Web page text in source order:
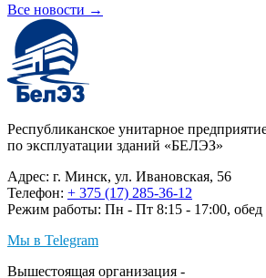
Все новости →
Республиканское унитарное
по эксплуатации зданий «БЕЛЭЗ»
Адрес: г. Минск, ул. Ивановская, 56
Телефон: + 375 (17) 285-36-12
Режим работы: Пн - Пт 8:15 - 17:00, обед
Мы в Telegram
Вышестоящая организация -